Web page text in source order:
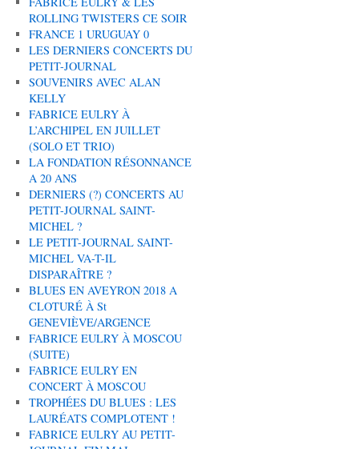
ROLLING TWISTERS CE SOIR
FRANCE 1 URUGUAY 0
LES DERNIERS CONCERTS DU
PETIT-JOURNAL
SOUVENIRS AVEC ALAN
KELLY
FABRICE EULRY À
L’ARCHIPEL EN JUILLET
(SOLO ET TRIO)
LA FONDATION RÉSONNANCE
A 20 ANS
DERNIERS (?) CONCERTS AU
PETIT-JOURNAL SAINT-
MICHEL ?
LE PETIT-JOURNAL SAINT-
MICHEL VA-T-IL
DISPARAÎTRE ?
BLUES EN AVEYRON 2018 A
CLOTURÉ À St
GENEVIÈVE/ARGENCE
FABRICE EULRY À MOSCOU
(SUITE)
FABRICE EULRY EN
CONCERT À MOSCOU
TROPHÉES DU BLUES : LES
LAURÉATS COMPLOTENT !
FABRICE EULRY AU PETIT-